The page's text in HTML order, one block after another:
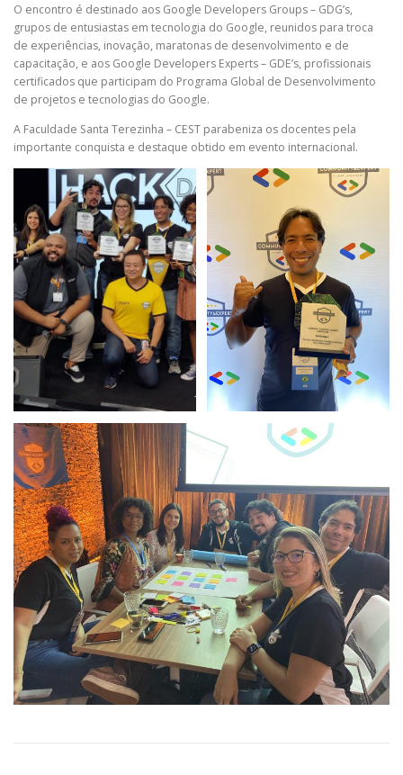
O encontro é destinado aos Google Developers Groups – GDG’s,
grupos de entusiastas em tecnologia do Google, reunidos para troca
de experiências, inovação, maratonas de desenvolvimento e de
capacitação, e aos Google Developers Experts – GDE’s, profissionais
certificados que participam do Programa Global de Desenvolvimento
de projetos e tecnologias do Google.
A Faculdade Santa Terezinha – CEST parabeniza os docentes pela
importante conquista e destaque obtido em evento internacional.